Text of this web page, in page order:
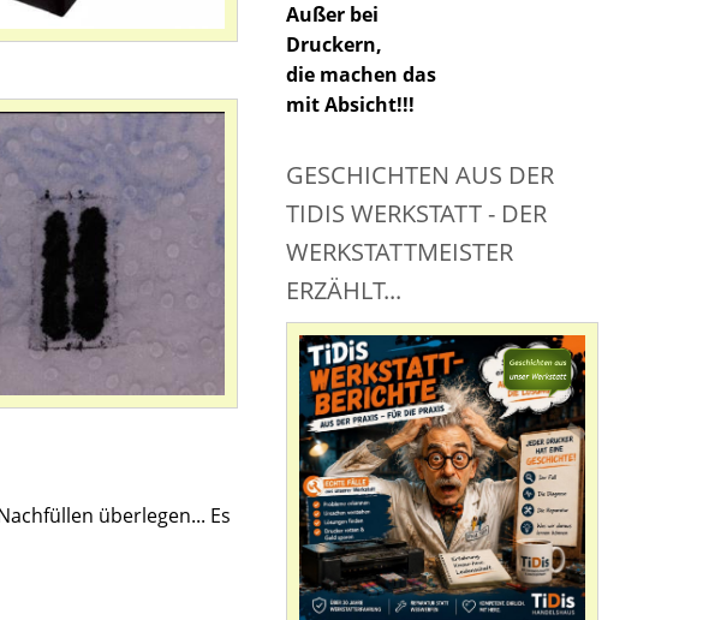
überlegen... Es
Außer bei
Druckern,
die machen das
mit Absicht!!!
GESCHICHTEN AUS DER
TIDIS WERKSTATT - DER
WERKSTATTMEISTER
ERZÄHLT...